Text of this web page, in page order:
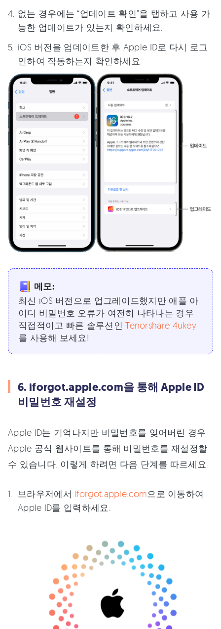
없는 경우에는 “업데이트 확인”을 탭하고 사용 가
능한 업데이트가 있는지 확인하세요.
iOS 버전을 업데이트한 후 Apple ID로 다시 로그
인하여 작동하는지 확인하세요.
메모:
최신 iOS 버전으로 업그레이드했지만 애플 아
이디 비밀번호 오류가 여전히 나타나는 경우
직접적이고 빠른 솔루션인Tenorshare 4ukey
를 사용해 보세요!
6. iforgot.apple.com을 통해 Apple ID
비밀번호 재설정
Apple ID는 기억나지만 비밀번호를 잊어버린 경우
Apple 공식 웹사이트를 통해 비밀번호를 재설정할
수 있습니다. 이렇게 하려면 다음 단계를 따르세요.
브라우저에서 iforgot.apple.com으로 이동하여
Apple ID를 입력하세요.